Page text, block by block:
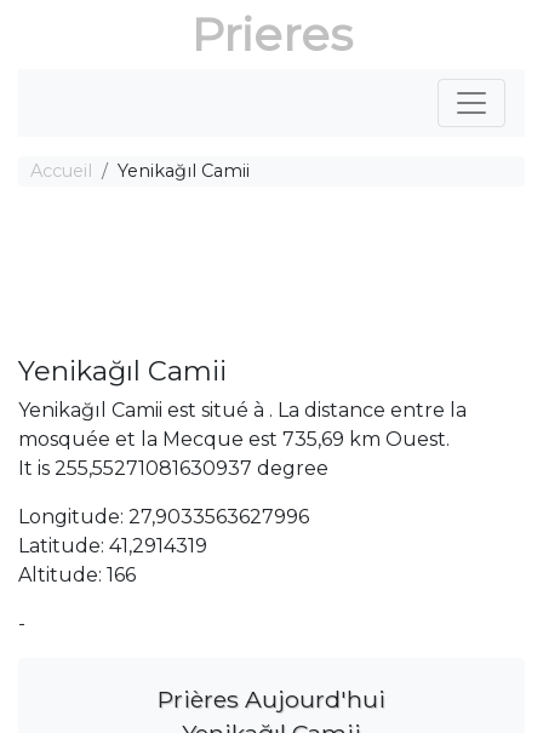
Prieres
Accueil Yenikağıl Camii
Yenikağıl Camii
Yenikağıl Camii est situé à . La distance entre la
mosquée et la Mecque est 735,69 km Ouest.
It is 255,55271081630937 degree
Longitude: 27,9033563627996
Latitude: 41,2914319
Altitude: 166
-
Prières Aujourd'hui